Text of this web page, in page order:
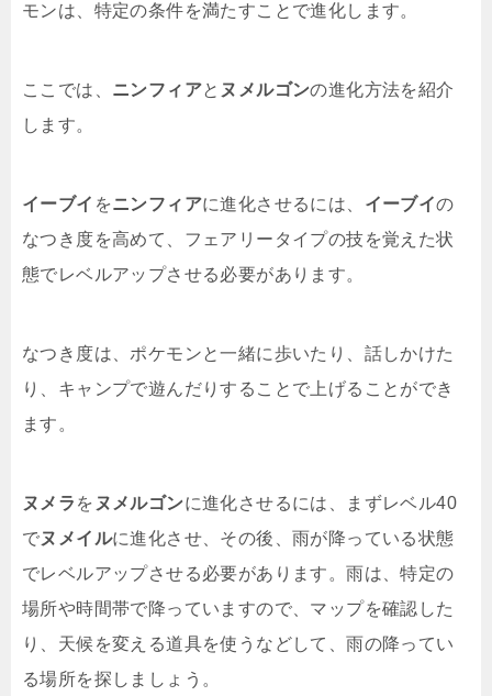
モンは、特定の条件を満たすことで進化します。
ここでは、 ニンフィアと ヌメルゴンの進化方法を紹介
します。
イーブイ をニンフィアに進化させるには、 イーブイの
なつき度を高めて、フェアリータイプの技を覚えた状
態でレベルアップさせる必要があります。
なつき度は、ポケモンと一緒に歩いたり、話しかけた
り、キャンプで遊んだりすることで上げることができ
ます。
ヌメラ を ヌメルゴンに進化させるには、まずレベル40
でヌメイルに進化させ、その後、雨が降っている状態
でレベルアップさせる必要があります。雨は、特定の
場所や時間帯で降っていますので、マップを確認した
り、天候を変える道具を使うなどして、雨の降ってい
る場所を探しましょう。